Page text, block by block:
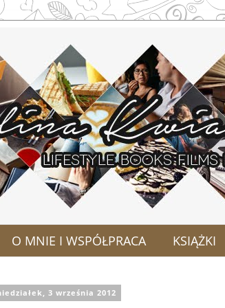
O MNIE I WSPÓŁPRACA KSIĄŻKI
3 września 2012